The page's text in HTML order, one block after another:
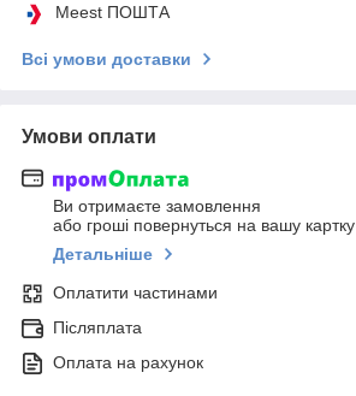
Meest ПОШТА
Всі умови доставки
Умови оплати
Ви отримаєте замовлення
або гроші повернуться на вашу картку
Детальніше
Оплатити частинами
Післяплата
Оплата на рахунок